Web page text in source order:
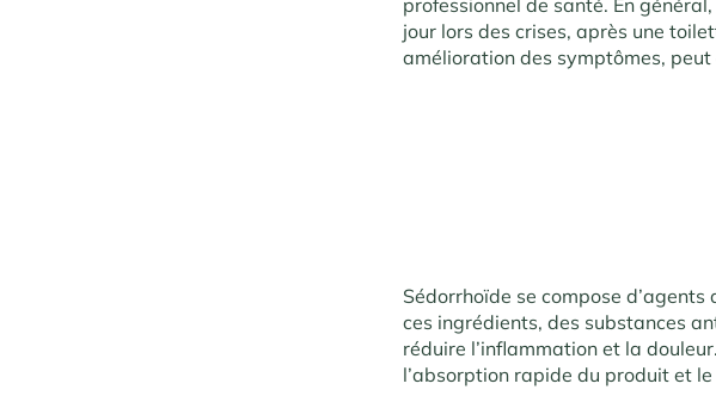
jour lors des crises, après une
amélioration des symptômes,
Sédorrhoïde se compose
ces ingrédients, des substances
réduire l’inflammation et la
l’absorption rapide du produit et